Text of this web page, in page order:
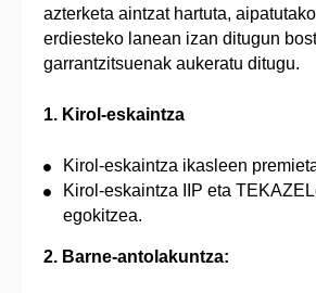
azterketa aintzat hartuta,
erdiesteko lanean izan ditugun
garrantzitsuenak aukeratu ditugu.
1. Kirol-eskaintza
Kirol-eskaintza ikasleen
Kirol-eskaintza IIP eta
egokitzea.
2. Barne-antolakuntza: